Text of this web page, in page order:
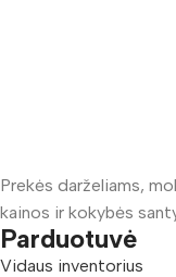
Prekės darželiams,
kainos ir kokybės
Parduotuvė
Vidaus inventorius